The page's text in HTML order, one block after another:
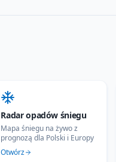
Radar opadów śniegu
Mapa śniegu na żywo z
prognozą dla Polski i Europy
Otwórz